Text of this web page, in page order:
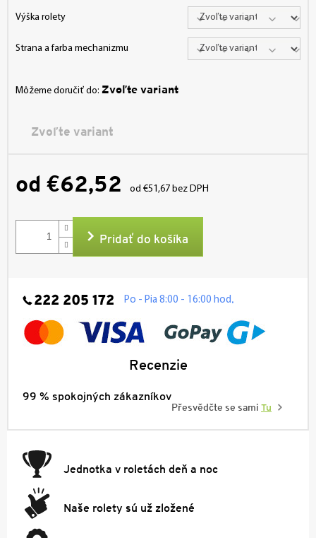
od €62,52 od €51,67 bez DPH
cena:
Výška rolety
Strana a farba mechanizmu
Môžeme doručiť do: Zvoľte variant
Zvoľte variant
Pridať do košíka
222 205 172 Po - Pia 8:00 - 16:00 hod .
Recenzie
99 % spokojných zákazníkov
Přesvědčte se sami Tu
Jednotka v roletách deň a noc
Naše rolety sú už zložené